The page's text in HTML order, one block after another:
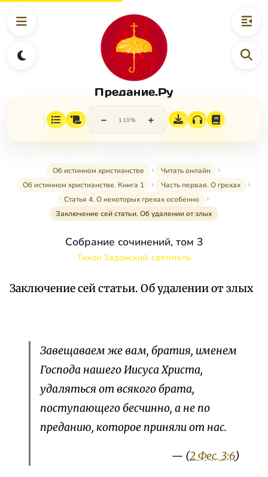
Предание.Ру
− 110% +
Об истинном христианстве
Читать онлайн
Об истинном христианстве. Книга 1
Часть первая. О грехах
Статья 4. О некоторых грехах особенно
Заключение сей статьи. Об удалении от злых
Собрание сочинений, том 3
Тихон Задонский, святитель
Заключение сей статьи. Об удалении от злых
Завещаваем же вам, братия, именем
Господа нашего Иисуса Христа,
удаляться от всякого брата,
поступающего бесчинно, а не по
преданию, которое приняли от нас.
— (2 Фес. 3:6)